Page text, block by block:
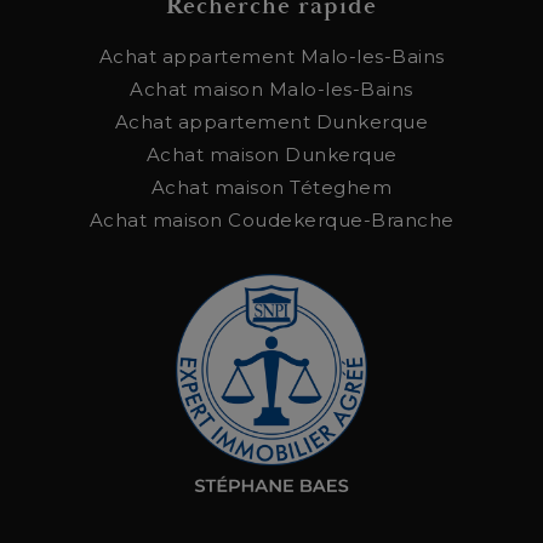
Recherche rapide
Achat appartement Malo-les-Bains
Achat maison Malo-les-Bains
Achat appartement Dunkerque
Achat maison Dunkerque
Achat maison Téteghem
Achat maison Coudekerque-Branche